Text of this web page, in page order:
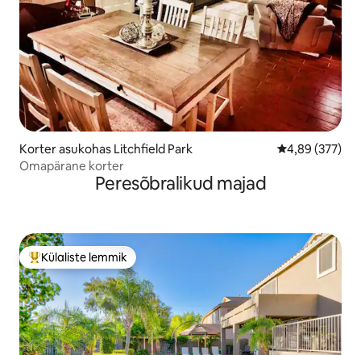
Korter asukohas Litchfield Park Keskmine
4,89 (377)
Omapärane korter
Peresõbralikud majad
Külaliste suur lemmik
Külaliste lemmik